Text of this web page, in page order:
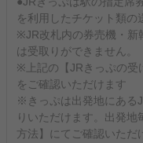
を利用したチケット類の
※JR改札内の券売機・新
は受取りができません。
※上記の【JRきっぷの受
をご確認いただけます
※きっぷは出発地にある
りいただけます。出発地
方法】にてご確認いただ